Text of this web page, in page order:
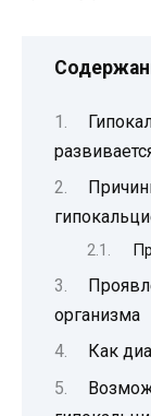
организма
Как